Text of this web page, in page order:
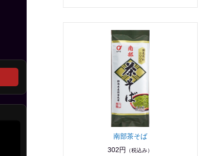
南部茶そば
302円
（税込み）